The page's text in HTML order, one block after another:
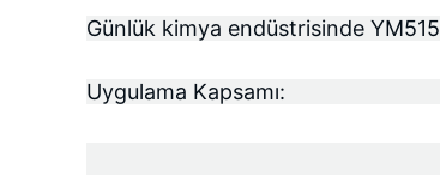
Günlük kimya endüstrisinde
Uygulama Kapsamı: